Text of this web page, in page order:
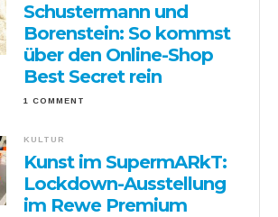
Schustermann und
Borenstein: So kommst
über den Online-Shop
Best Secret rein
1 COMMENT
KULTUR
Kunst im SupermARkT:
Lockdown-Ausstellung
im Rewe Premium